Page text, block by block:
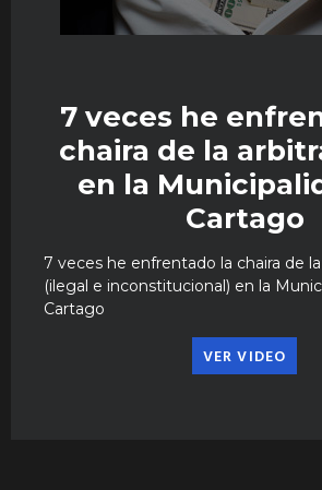
7 veces he
chaira de la
en la
Cartago
7 veces he enfrentado la chaira de
(ilegal e inconstitucional) en la
Cartago
VER VIDEO